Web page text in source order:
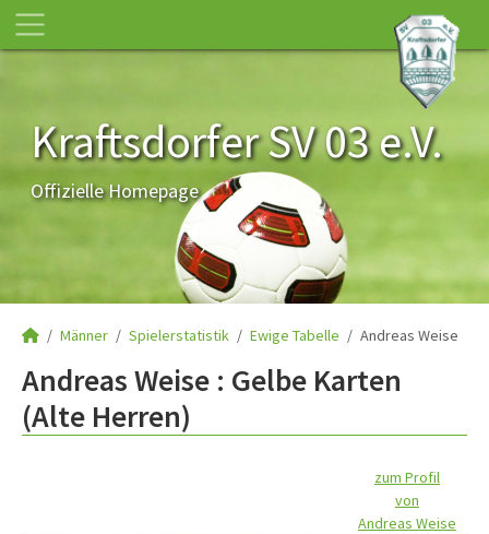
Kraftsdorfer SV 03 e.V.
Offizielle Homepage
Männer Spielerstatistik Ewige Tabelle Andreas Weise
Andreas Weise : Gelbe Karten
(Alte Herren)
zum Profil
von
Andreas Weise